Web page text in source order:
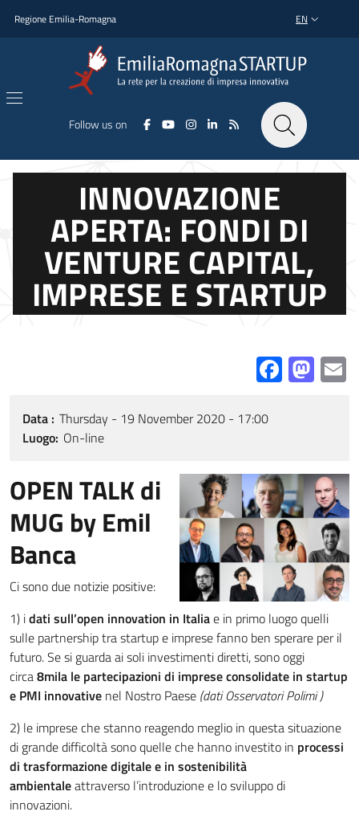
Regione Emilia-Romagna LANGUAGE
EN
Follow us on
INNOVAZIONE
APERTA: FONDI DI
VENTURE CAPITAL,
IMPRESE E STARTUP
Data Thursday - 19 November 2020 - 17:00
Luogo On-line
OPEN TALK di
MUG by Emil
Banca
Ci sono due notizie positive:
1) idati sull’open innovation in Italiae in primo luogo quelli
sulle partnership tra startup e imprese fanno ben sperare per il
futuro. Se si guarda ai soli investimenti diretti, sono oggi
circa8mila le partecipazioni di imprese consolidate in startup
e PMI innovative nel Nostro Paese (dati Osservatori Polimi )
2) le imprese che stanno reagendo meglio in questa situazione
di grande difficoltà sono quelle che hanno investito in processi
di trasformazione digitale e in sostenibilità
ambientaleattraverso l’introduzione e lo sviluppo di
innovazioni.